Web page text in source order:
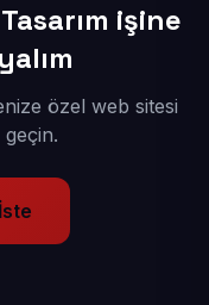
işine
özel web sitesi